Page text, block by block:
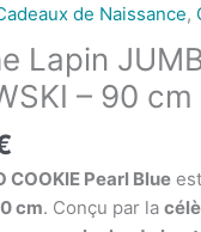
de Naissance,
Lapin
– 90 cm
COOKIE Pearl Blue
cm. Conçu par la